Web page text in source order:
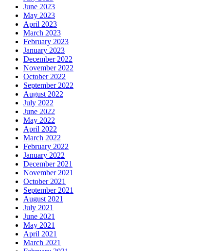
June 2023
May 2023
April 2023
March 2023
February 2023
January 2023
December 2022
November 2022
October 2022
September 2022
August 2022
July 2022
June 2022
May 2022
April 2022
March 2022
February 2022
January 2022
December 2021
November 2021
October 2021
September 2021
August 2021
July 2021
June 2021
May 2021
April 2021
March 2021